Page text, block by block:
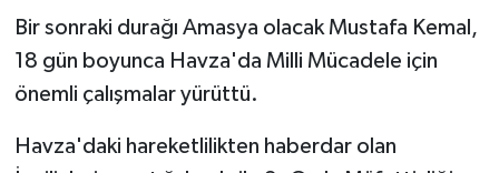
Bir sonraki durağı Amasya olacak Mustafa Kemal,
18 gün boyunca Havza'da Milli Mücadele için
önemli çalışmalar yürüttü.
Havza'daki hareketlilikten haberdar olan